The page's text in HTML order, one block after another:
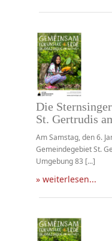
Die
St. Gertrudis
Am Samstag, den 6.
Gemeindegebiet St.
Umgebung 83 [...]
» weiterlesen...